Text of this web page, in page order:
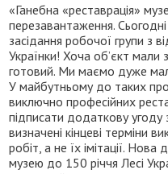
«Ганебна «реставрація»
перезавантаження.
засідання робочої групи з
Українки! Хоча об’єкт мали
готовий. Ми маємо дуже
У майбутньому до таких
виключно професійних
підписати додаткову угоду
визначені кінцеві терміни
робіт, а не їх імітації.
музею до 150 річчя Лесі